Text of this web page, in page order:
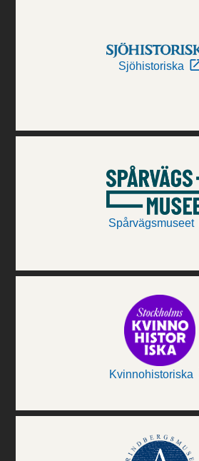
Sjöhistoriska
Spårvägsmuseet
Kvinnohistoriska